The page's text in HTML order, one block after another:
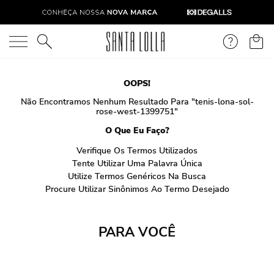
O que você está procurando?
OOPS!
Não Encontramos Nenhum Resultado Para "tenis-lona-sol-
rose-west-1399751"
O Que Eu Faço?
Verifique Os Termos Utilizados
Tente Utilizar Uma Palavra Única
Utilize Termos Genéricos Na Busca
Procure Utilizar Sinônimos Ao Termo Desejado
PARA VOCÊ